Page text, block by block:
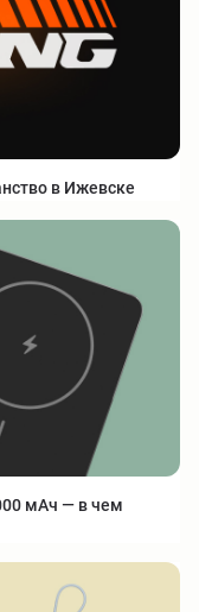
в Ижевске
мАч — в чем